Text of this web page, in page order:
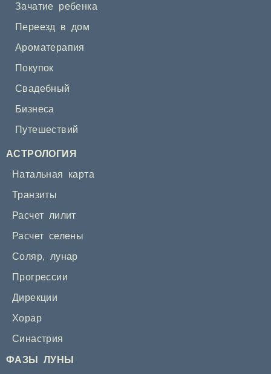
Зачатие ребенка
Переезд в дом
Ароматерапия
Покупок
Свадебный
Бизнеса
Путешествий
АСТРОЛОГИЯ
Натальная карта
Транзиты
Расчет лилит
Расчет селены
Соляр, лунар
Прогрессии
Дирекции
Хорар
Синастрия
ФАЗЫ ЛУНЫ